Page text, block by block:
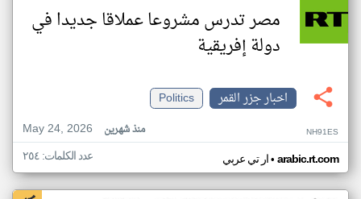
مصر تدرس مشروعا عملاقا جديدا في
دولة إفريقية
اخبار جزر القمر
Politics
May 24, 2026
منذ شهرين NH91ES
ار تي عربي• arabic.rt.com عدد الكلمات: ٢٥٤